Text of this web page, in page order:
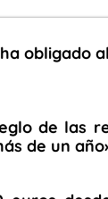
obligado
de las
de un